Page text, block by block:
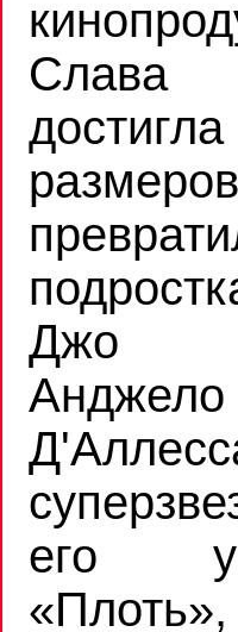
Джо
Анджело
его